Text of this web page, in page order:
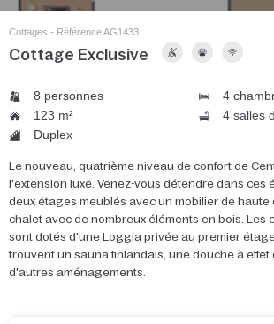
Cottages - Référence AG1433
Cottage Exclusive
8 personnes
4
123 m²
4 salles
Duplex
Le nouveau, quatrième niveau de confort de
l'extension luxe. Venez-vous détendre dans ces
deux étages meublés avec un mobilier de haute
chalet avec de nombreux éléments en bois. Les
sont dotés d'une Loggia privée au premier
trouvent un sauna finlandais, une douche à effet
d'autres aménagements.